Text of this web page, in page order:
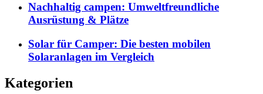
Nachhaltig campen: Umweltfreundliche
Ausrüstung & Plätze
Solar für Camper: Die besten mobilen
Solaranlagen im Vergleich
Kategorien